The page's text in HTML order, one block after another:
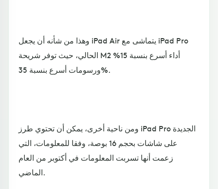
وهذا من شأنه أن يجعل iPad Air يتماشى مع iPad Pro
الحالي، حيث توفر شريحة M2 أداء أسرع بنسبة 15%
ورسومات أسرع بنسبة 35%.
ومن ناحية أخرى، يمكن أن تحتوي طرز iPad Pro الجديدة
على شاشات بحجم 16 بوصة، وفقا للمعلومات، التي
زعمت أنها تسربت المعلومات في أكتوبر من العام
الماضي.